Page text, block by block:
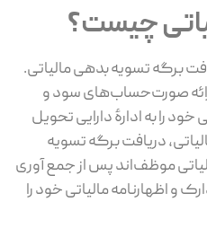
چیست؟
برگه تسویه بدهی مالیاتی.
صورت‌حساب‌های سود و
خود را به ادارهٔ دارایی تحویل
دریافت برگه تسویه
موظف‌اند پس از جمع آوری
اظهارنامه مالیاتی خود را